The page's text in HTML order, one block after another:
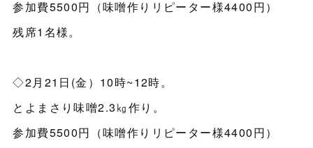
参加費5500円（味噌作りリピーター様4400円）
残席1名様。
◇2月21日(金）10時~12時。
とよまさり味噌2.3㎏作り。
参加費5500円（味噌作りリピーター様4400円）